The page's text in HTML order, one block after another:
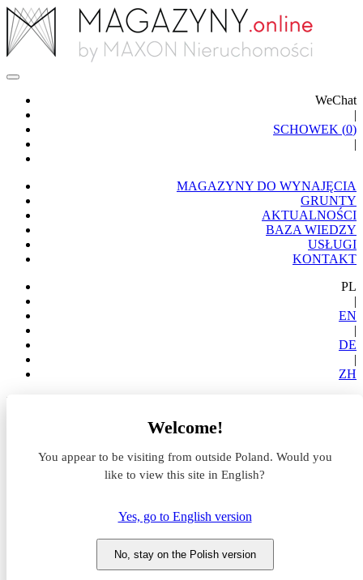
WeChat
|
SCHOWEK (0)
|
MAGAZYNY DO WYNAJĘCIA
GRUNTY
AKTUALNOŚCI
BAZA WIEDZY
USŁUGI
KONTAKT
PL
|
EN
|
DE
|
ZH
Welcome!
You appear to be visiting from outside Poland. Would you
like to view this site in English?
Yes, go to English version
No, stay on the Polish version
Lokalizacja